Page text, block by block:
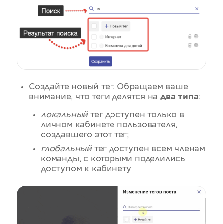
Создайте новый тег. Обращаем ваше
внимание, что теги делятся надва типа:
локальныйтег доступен только в
личном кабинете пользователя,
создавшего этот тег;
глобальныйтег доступен всем членам
команды, с которыми поделились
доступом к кабинету